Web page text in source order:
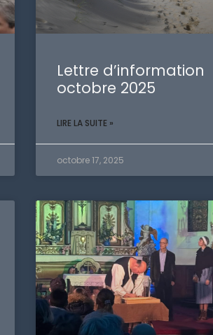
Lettre d’information
octobre 2025
LIRE LA SUITE »
octobre 17, 2025